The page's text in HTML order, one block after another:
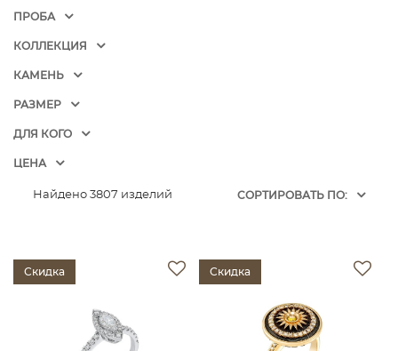
ПРОБА
КОЛЛЕКЦИЯ
КАМЕНЬ
РАЗМЕР
ДЛЯ КОГО
ЦЕНА
Найдено 3807 изделий CОРТИРОВАТЬ ПО:
Скидка Скидка